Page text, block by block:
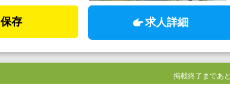
保存 求人詳細
掲載終了まであと